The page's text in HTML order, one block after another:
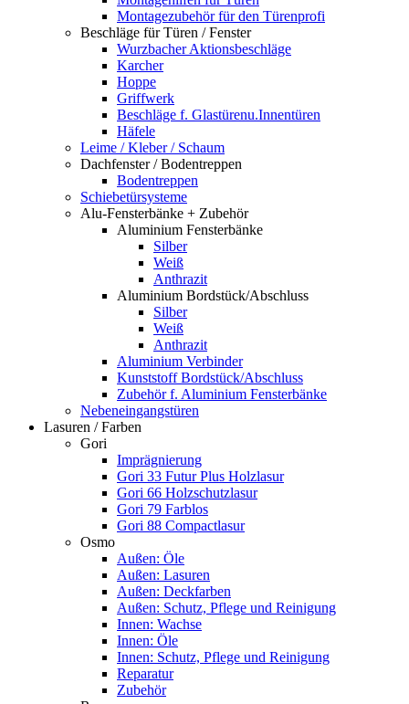
Montagezubehör für den Türenprofi
Beschläge für Türen / Fenster
Wurzbacher Aktionsbeschläge
Karcher
Hoppe
Griffwerk
Beschläge f. Glastürenu.Innentüren
Häfele
Leime / Kleber / Schaum
Dachfenster / Bodentreppen
Bodentreppen
Schiebetürsysteme
Alu-Fensterbänke + Zubehör
Aluminium Fensterbänke
Silber
Weiß
Anthrazit
Aluminium Bordstück/Abschluss
Silber
Weiß
Anthrazit
Aluminium Verbinder
Kunststoff Bordstück/Abschluss
Zubehör f. Aluminium Fensterbänke
Nebeneingangstüren
Lasuren / Farben
Gori
Imprägnierung
Gori 33 Futur Plus Holzlasur
Gori 66 Holzschutzlasur
Gori 79 Farblos
Gori 88 Compactlasur
Osmo
Außen: Öle
Außen: Lasuren
Außen: Deckfarben
Außen: Schutz, Pflege und Reinigung
Innen: Wachse
Innen: Öle
Innen: Schutz, Pflege und Reinigung
Reparatur
Zubehör